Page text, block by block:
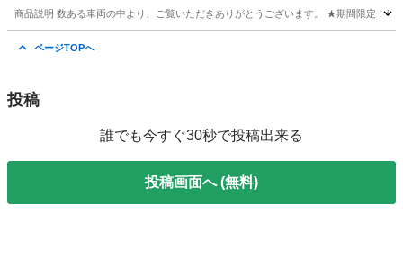
商品説明 数ある車両の中より、ご覧いただきありがとうございます。 ★期間限定！
ページTOPへ
投稿
誰でも今すぐ30秒で投稿出来る
投稿画面へ (無料)